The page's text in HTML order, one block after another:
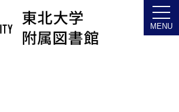
わせ
ついて